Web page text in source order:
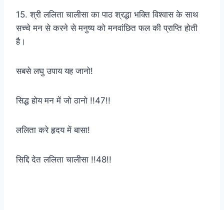
15. श्री ललिता चालीसा का पाठ श्रद्धा भक्ति विश्वास के साथ
सच्चे मन से करने से मनुष्य को मनवांछित फल की प्राप्ति होती
है।
सबसे लघु उपाय यह जानो!
सिद्ध होय मन में जो ठानो !!47!!
ललिता करे हृदय में बासा!
सिद्दि देत ललिता चालीसा !!48!!